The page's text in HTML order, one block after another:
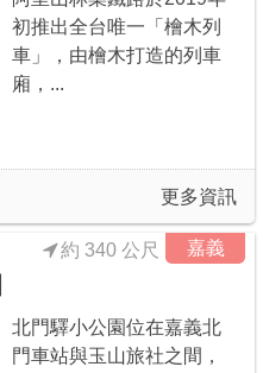
初推出全台唯一「檜木列
車」，由檜木打造的列車
廂，...
更多資訊
嘉義
約 340 公尺
北門驛小公園位在嘉義北
門車站與玉山旅社之間，